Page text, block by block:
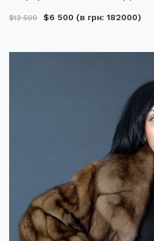
$12 500 $6 500 (в грн: 182000)